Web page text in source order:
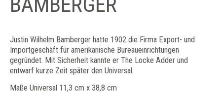
Justin Wilhelm Bamberger hatte 1902 die Firma Export- und
Importgeschäft für amerikanische Bureaueinrichtungen
gegründet. Mit Sicherheit kannte er The Locke Adder und
entwarf kurze Zeit später den Universal.
Maße Universal 11,3 cm x 38,8 cm